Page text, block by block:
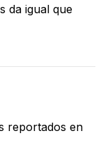
da igual que
reportados en